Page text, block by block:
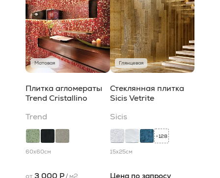
Матовая
Плитка агломераты
Trend Cristallino
Trend
60x60см
от 3 000 Р/ м2
Глянцевая
Стеклянная плитка
Sicis Vetrite
Sicis
+128
15x25см
Цена по запросу